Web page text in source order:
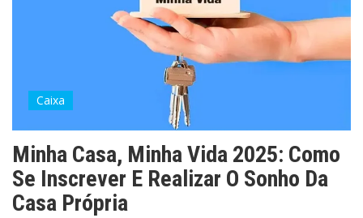
Caixa
Minha Casa, Minha Vida 2025: Como
Se Inscrever E Realizar O Sonho Da
Casa Própria